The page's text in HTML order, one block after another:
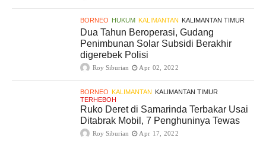
BORNEO HUKUM KALIMANTAN KALIMANTAN TIMUR
Dua Tahun Beroperasi, Gudang
Penimbunan Solar Subsidi Berakhir
digerebek Polisi
Roy Siburian Apr 02, 2022
BORNEO KALIMANTAN KALIMANTAN TIMUR
TERHEBOH
Ruko Deret di Samarinda Terbakar Usai
Ditabrak Mobil, 7 Penghuninya Tewas
Roy Siburian Apr 17, 2022